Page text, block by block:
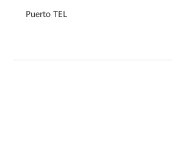
Puerto TEL